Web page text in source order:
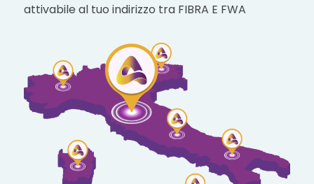
attivabile al tuo indirizzo tra FIBRA E FWA